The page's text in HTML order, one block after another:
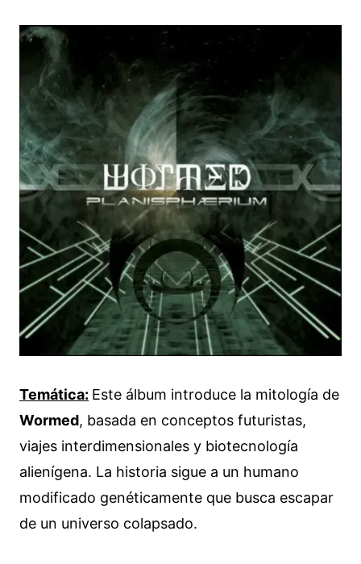
Temática: Este álbum introduce la mitología de
Wormed, basada en conceptos futuristas,
viajes interdimensionales y biotecnología
alienígena. La historia sigue a un humano
modificado genéticamente que busca escapar
de un universo colapsado.